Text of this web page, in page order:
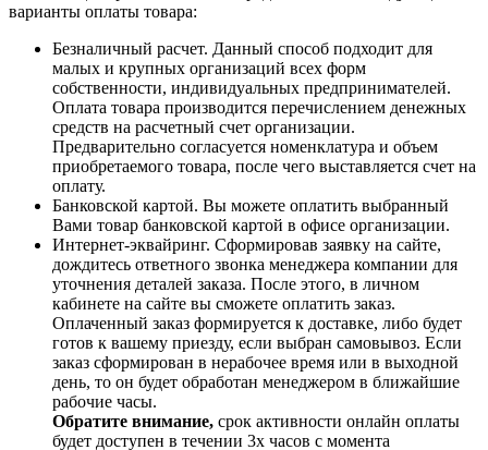
варианты оплаты товара:
Безналичный расчет. Данный способ подходит для
малых и крупных организаций всех форм
собственности, индивидуальных предпринимателей.
Оплата товара производится перечислением денежных
средств на расчетный счет организации.
Предварительно согласуется номенклатура и объем
приобретаемого товара, после чего выставляется счет на
оплату.
Банковской картой. Вы можете оплатить выбранный
Вами товар банковской картой в офисе организации.
Интернет-эквайринг. Сформировав заявку на сайте,
дождитесь ответного звонка менеджера компании для
уточнения деталей заказа. После этого, в личном
кабинете на сайте вы сможете оплатить заказ.
Оплаченный заказ формируется к доставке, либо будет
готов к вашему приезду, если выбран самовывоз. Если
заказ сформирован в нерабочее время или в выходной
день, то он будет обработан менеджером в ближайшие
рабочие часы.
Обратите внимание, срок активности онлайн оплаты
будет доступен в течении 3х часов с момента